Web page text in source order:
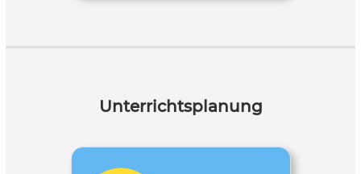
Unterrichtsplanung